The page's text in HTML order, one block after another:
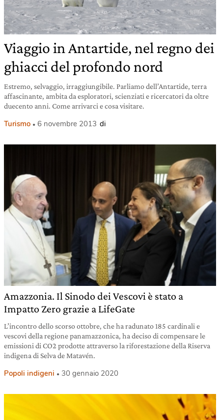
Viaggio in Antartide, nel regno dei
ghiacci del profondo nord
Estremo, selvaggio, irraggiungibile. Parliamo dell’Antartide, terra
affascinante, ambita da esploratori, scienziati e ricercatori da oltre
duecento anni. Come arrivarci e cosa visitare.
Turismo 6 novembre 2013 di
Amazzonia. Il Sinodo dei Vescovi è stato a
Impatto Zero grazie a LifeGate
L’incontro dello scorso ottobre, che ha radunato 185 cardinali e
vescovi della regione panamazzonica, ha deciso di compensare le
emissioni di CO2 prodotte attraverso la riforestazione della Riserva
indigena di Selva de Matavén.
Popoli indigeni 30 gennaio 2020